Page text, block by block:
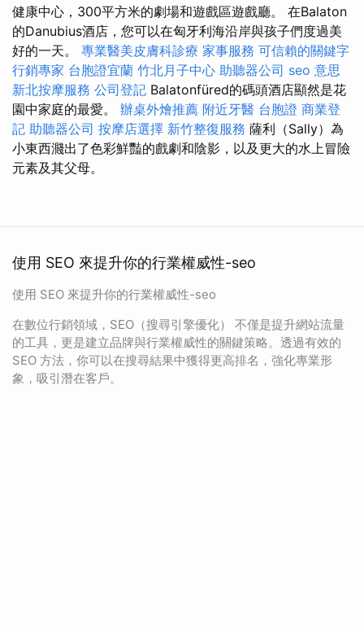
健康中心，300平方米的劇場和遊戲區遊戲廳。 在Balaton
的Danubius酒店，您可以在匈牙利海沿岸與孩子們度過美
好的一天。 專業醫美皮膚科診療 家事服務 可信賴的關鍵字
行銷專家 台胞證宜蘭 竹北月子中心 助聽器公司 seo 意思
新北按摩服務 公司登記 Balatonfüred的碼頭酒店顯然是花
園中家庭的最愛。 辦桌外燴推薦 附近牙醫 台胞證 商業登
記 助聽器公司 按摩店選擇 新竹整復服務 薩利（Sally）為
小東西濺出了色彩鮮豔的戲劇和陰影，以及更大的水上冒險
元素及其父母。
使用 SEO 來提升你的行業權威性-seo
使用 SEO 來提升你的行業權威性-seo
在數位行銷領域，SEO（搜尋引擎優化） 不僅是提升網站流量
的工具，更是建立品牌與行業權威性的關鍵策略。透過有效的
SEO 方法，你可以在搜尋結果中獲得更高排名，強化專業形
象，吸引潛在客戶。